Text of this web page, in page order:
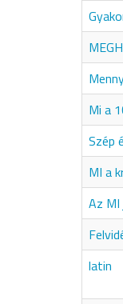
Mi a
Szép
MI a
Az
latin